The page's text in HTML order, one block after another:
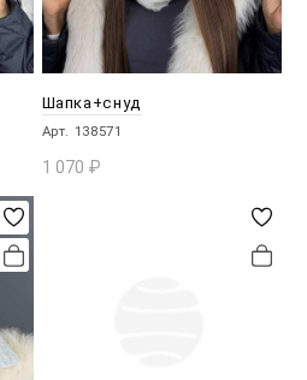
Шапка+снуд
Арт. 138571
1 070 ₽